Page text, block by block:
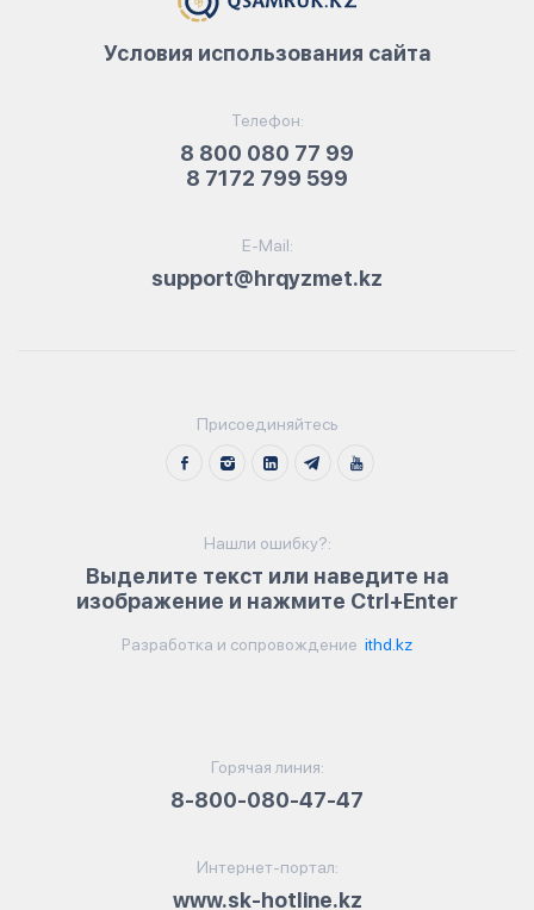
Телефон:
8 800 080 77 99
8 7172 799 599
E-Mail:
support@hrqyzmet.kz
Условия использования сайта
Присоединяйтесь
Нашли ошибку?:
Выделите текст или наведите на
изображение и нажмите Ctrl+Enter
Разработка и сопровождение ithd.kz
Горячая линия:
8-800-080-47-47
Интернет-портал:
www.sk-hotline.kz